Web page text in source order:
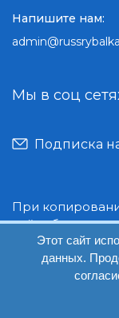
При
сайт
© Руссрыбалка:
Мы в соц
Подписка
Напишите нам:
Этот сайт
данных.